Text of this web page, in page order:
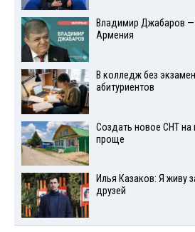
Владимир Джабаров
Армения
В колледж без
абитуриентов
Создать новое СНТ на
проще
Илья Казаков: Я живу
друзей